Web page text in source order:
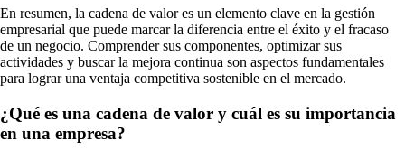
En resumen, la cadena de valor es un elemento clave en la gestión
empresarial que puede marcar la diferencia entre el éxito y el fracaso
de un negocio. Comprender sus componentes, optimizar sus
actividades y buscar la mejora continua son aspectos fundamentales
para lograr una ventaja competitiva sostenible en el mercado.
¿Qué es una cadena de valor y cuál es su importancia
en una empresa?